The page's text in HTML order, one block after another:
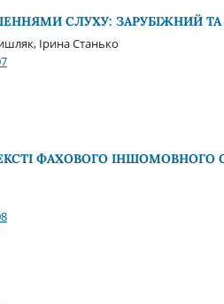
СЛУХУ: ЗАРУБІЖНИЙ ТА
Ірина Станько
ФАХОВОГО ІНШОМОВНОГО